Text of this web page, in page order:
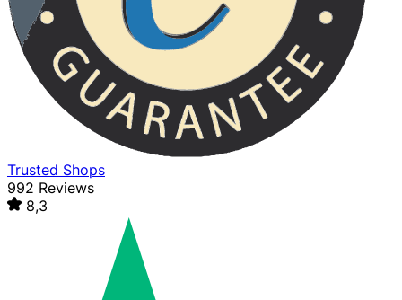
Trusted Shops
992 Reviews
8,3